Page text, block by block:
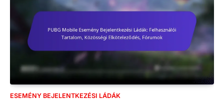
ESEMÉNY BEJELENTKEZÉSI LÁDÁK